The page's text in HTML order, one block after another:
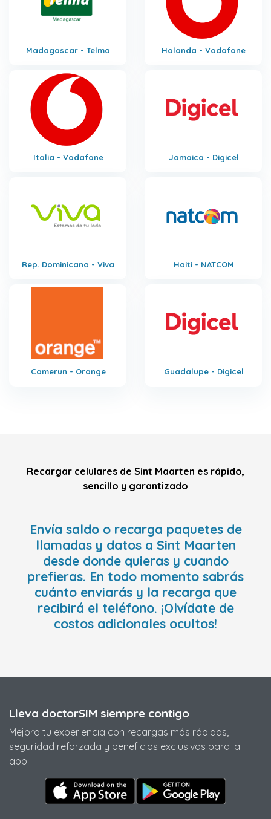
Madagascar - Telma Holanda - Vodafone
Italia - Vodafone Jamaica - Digicel
Rep. Dominicana - Viva Haiti - NATCOM
Camerun - Orange Guadalupe - Digicel
Recargar celulares de Sint Maarten es rápido,
sencillo y garantizado
Envía saldo o recarga paquetes de
llamadas y datos a Sint Maarten
desde donde quieras y cuando
prefieras. En todo momento sabrás
cuánto enviarás y la recarga que
recibirá el teléfono. ¡Olvídate de
costos adicionales ocultos!
Lleva doctorSIM siempre contigo
Mejora tu experiencia con recargas más rápidas,
seguridad reforzada y beneficios exclusivos para la
app.